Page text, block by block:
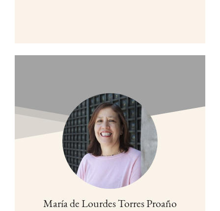
María de Lourdes Torres Proaño